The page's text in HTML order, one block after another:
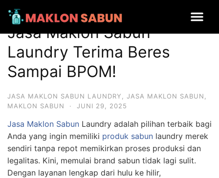
Jasa Maklon Sabun Laundry Terima Beres Sampai BPOM!
Jasa Maklon Sabun
Laundry Terima Beres
Sampai BPOM!
JASA MAKLON SABUN LAUNDRY JASA MAKLON SABUN
MAKLON SABUN
· JUNI 29, 2025
Jasa Maklon Sabun Laundry adalah pilihan terbaik bagi
Anda yang ingin memiliki produk sabun laundry merek
sendiri tanpa repot memikirkan proses produksi dan
legalitas. Kini, memulai brand sabun tidak lagi sulit.
Dengan layanan lengkap dari hulu ke hilir,